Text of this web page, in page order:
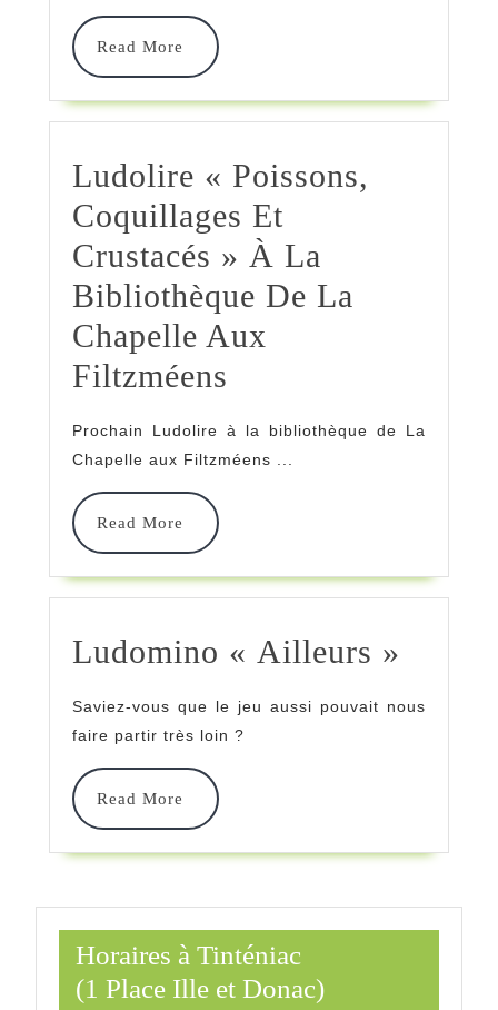
Read More
Read
More
Ludolire « Poissons,
Coquillages Et
Crustacés » À La
Bibliothèque De La
Chapelle Aux
Filtzméens
Coquillages
À
Bibliothèque
De
La
Filtzméens
Prochain Ludolire à la bibliothèque de La
Chapelle aux Filtzméens ...
Read More
Read
More
Ludomino « Ailleurs »
Saviez-vous que le jeu aussi pouvait nous
faire partir très loin ?
Read More
Read
More
Horaires à Tinténiac
(1 Place Ille et Donac)